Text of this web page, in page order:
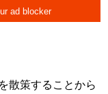
散策することから